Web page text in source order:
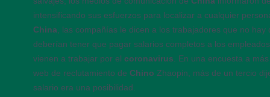
intensificando sus esfuerzos para localizar a cualquier
China, las compañías le dicen a los trabajadores que no hay
deberían tener que pagar salarios completos a los
vienen a trabajar por el coronavirus. En una encuesta a
web de reclutamiento de Chino Zhaopin, más de un tercio
salario era una posibilidad.